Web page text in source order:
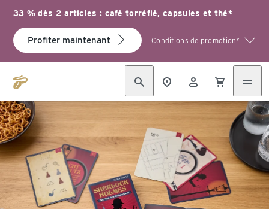
33 % dès 2 articles : café torréfié, capsules et thé*
Profiter maintenant Conditions de promotion*